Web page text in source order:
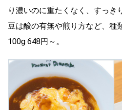
り濃いのに重たくなく、すっき
豆は酸の有無や煎り方など、種
100g 648円～。